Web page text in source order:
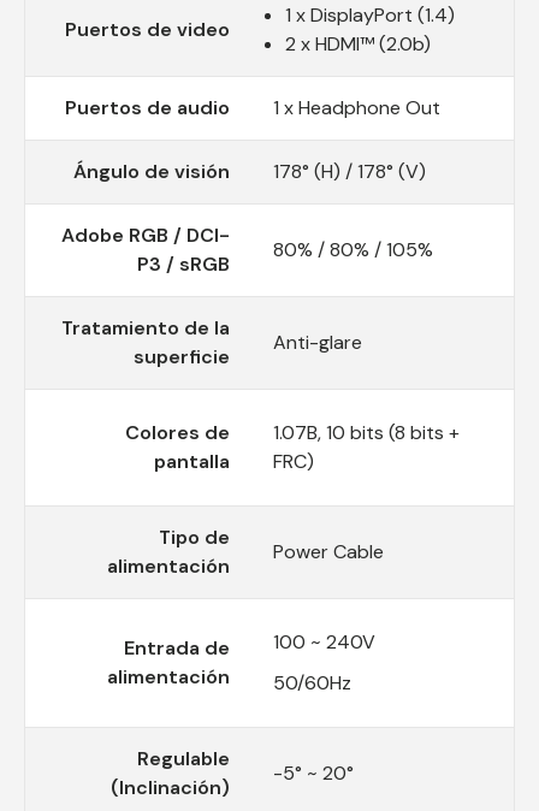
Puertos de video
1 x DisplayPort (1.4)
2 x HDMI™ (2.0b)
Puertos de audio 1 x Headphone Out
Ángulo de visión 178° (H) / 178° (V)
Adobe RGB / DCI-
P3 / sRGB
80% / 80% / 105%
Tratamiento de la
superficie
Anti-glare
Colores de
pantalla
1.07B, 10 bits (8 bits +
FRC)
Tipo de
alimentación
Power Cable
Entrada de
alimentación
100 ~ 240V
50/60Hz
Regulable
(Inclinación)
-5° ~ 20°